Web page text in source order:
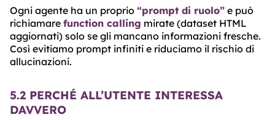
Ogni agente ha un proprio “prompt di ruolo” e può
richiamare function calling mirate (dataset HTML
aggiornati) solo se gli mancano informazioni fresche.
Così evitiamo prompt infiniti e riduciamo il rischio di
allucinazioni.
5.2 PERCHÉ ALL’UTENTE INTERESSA
DAVVERO